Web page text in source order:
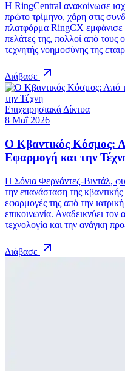
Η RingCentral ανακοίνωσε
πρώτο τρίμηνο, χάρη στις
πλατφόρμα RingCX εμφάνισε
πελάτες της, πολλοί από τους
τεχνητής νοημοσύνης της
Διάβασε
Επιχειρησιακά Δίκτυα
8 Μαΐ 2026
Ο Κβαντικός Κόσμος:
Εφαρμογή και την
Η Σόνια Φερνάντεζ-Βιντάλ,
την επανάσταση της κβαντικής
εφαρμογές της από την
επικοινωνία. Αναδεικνύει τον
τεχνολογία και την ανάγκη
Διάβασε